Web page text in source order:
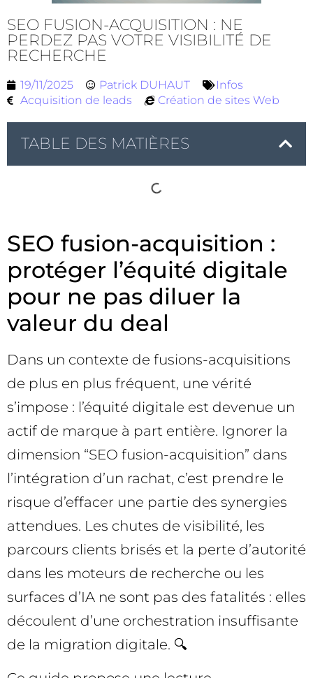
SEO FUSION-ACQUISITION : NE
PERDEZ PAS VOTRE VISIBILITÉ DE
RECHERCHE
19/11/2025 Patrick DUHAUT
Infos
Acquisition de leads
Création de sites Web
TABLE DES MATIÈRES
SEO fusion-acquisition :
protéger l’équité digitale
pour ne pas diluer la
valeur du deal
Dans un contexte de fusions-acquisitions
de plus en plus fréquent, une vérité
s’impose : l’équité digitale est devenue un
actif de marque à part entière. Ignorer la
dimension “SEO fusion-acquisition” dans
l’intégration d’un rachat, c’est prendre le
risque d’effacer une partie des synergies
attendues. Les chutes de visibilité, les
parcours clients brisés et la perte d’autorité
dans les moteurs de recherche ou les
surfaces d’IA ne sont pas des fatalités : elles
découlent d’une orchestration insuffisante
de la migration digitale. 🔍